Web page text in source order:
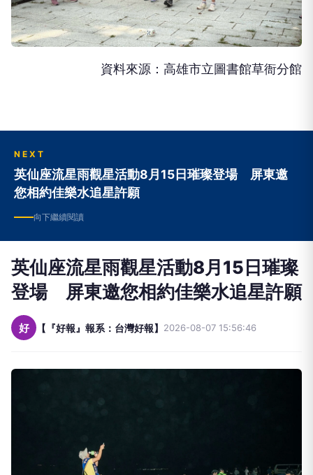
資料來源：高雄市立圖書館草衙分館
NEXT
英仙座流星雨觀星活動8月15日璀璨登場 屏東邀
您相約佳樂水追星許願
向下繼續閱讀
英仙座流星雨觀星活動8月15日璀璨
登場 屏東邀您相約佳樂水追星許願
好 【『好報』報系：台灣好報】 2026-08-07 15:56:46